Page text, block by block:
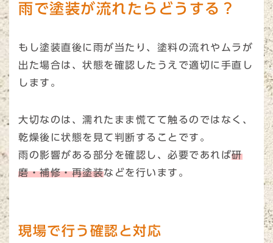
雨で塗装が流れたらどうする？
もし塗装直後に雨が当たり、塗料の流れやムラが
出た場合は、状態を確認したうえで適切に手直し
します。
大切なのは、濡れたまま慌てて触るのではなく、
乾燥後に状態を見て判断することです。
雨の影響がある部分を確認し、必要であれば研
磨・補修・再塗装などを行います。
現場で行う確認と対応